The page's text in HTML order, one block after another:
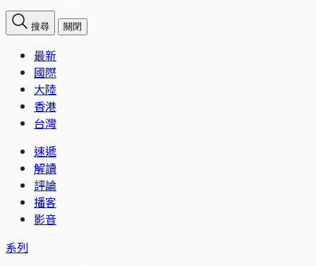
搜尋 關閉
最新
國際
大陸
香港
台灣
速遞
解讀
評論
播客
影音
系列